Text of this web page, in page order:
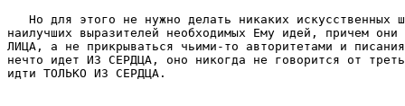
Но для этого не нужно делать никаких искусственных
наилучших выразителей необходимых Ему идей, причем
ЛИЦА, а не прикрываться чьими-то авторитетами и
нечто идет ИЗ СЕРДЦА, оно никогда не говорится от
идти ТОЛЬКО ИЗ СЕРДЦА.